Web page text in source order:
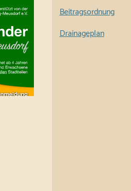
Beitragsordnung
Drainageplan